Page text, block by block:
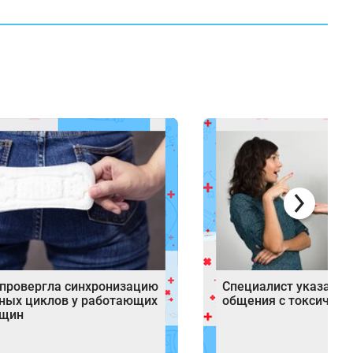
синхронизацию
циклов у работающих
Специалист указал
общения с